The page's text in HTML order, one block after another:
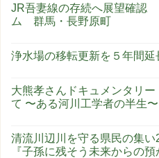
JR吾妻線の存続へ展望確認
ム 群馬・長野原町
浄水場の移転更新を５年間
大熊孝さんドキュメンタリ
て 〜ある河川工学者の半生〜
清流川辺川を守る県民の集
『子孫に残そう未来からの